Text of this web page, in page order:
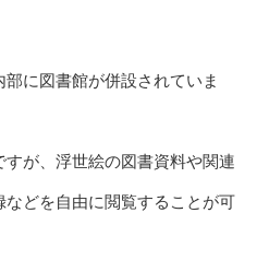
に図書館が併設されていま
が、浮世絵の図書資料や関連
などを自由に閲覧することが可